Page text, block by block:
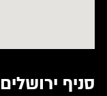
סניף ירושלים